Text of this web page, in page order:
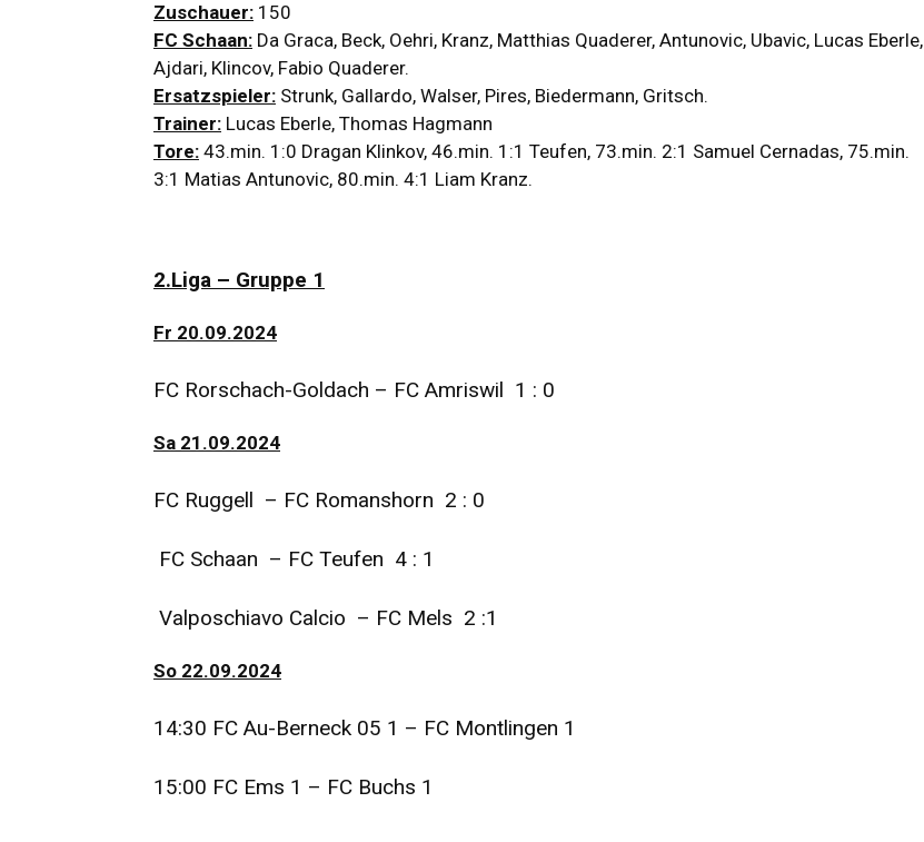
Zuschauer: 150
FC Schaan: Da Graca, Beck, Oehri, Kranz, Matthias Quaderer, Antunovic, Ubavic, Lucas Eberle,
Ajdari, Klincov, Fabio Quaderer.
Ersatzspieler: Strunk, Gallardo, Walser, Pires, Biedermann, Gritsch.
Trainer: Lucas Eberle, Thomas Hagmann
Tore: 43.min. 1:0 Dragan Klinkov, 46.min. 1:1 Teufen, 73.min. 2:1 Samuel Cernadas, 75.min.
3:1 Matias Antunovic, 80.min. 4:1 Liam Kranz.
2.Liga – Gruppe 1
Fr 20.09.2024
FC Rorschach-Goldach – FC Amriswil 1 : 0
Sa 21.09.2024
FC Ruggell – FC Romanshorn 2 : 0
FC Schaan – FC Teufen 4 : 1
Valposchiavo Calcio – FC Mels 2 :1
So 22.09.2024
14:30 FC Au-Berneck 05 1 – FC Montlingen 1
15:00 FC Ems 1 – FC Buchs 1